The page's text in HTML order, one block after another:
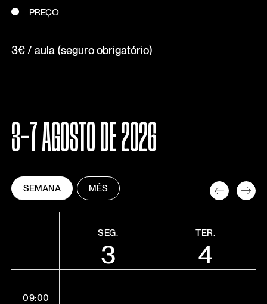
PREÇO
3€ / aula (seguro obrigatório)
3-7 AGOSTO DE 2026
SEMANA MÊS
SEG.
3
TER.
4
09:00